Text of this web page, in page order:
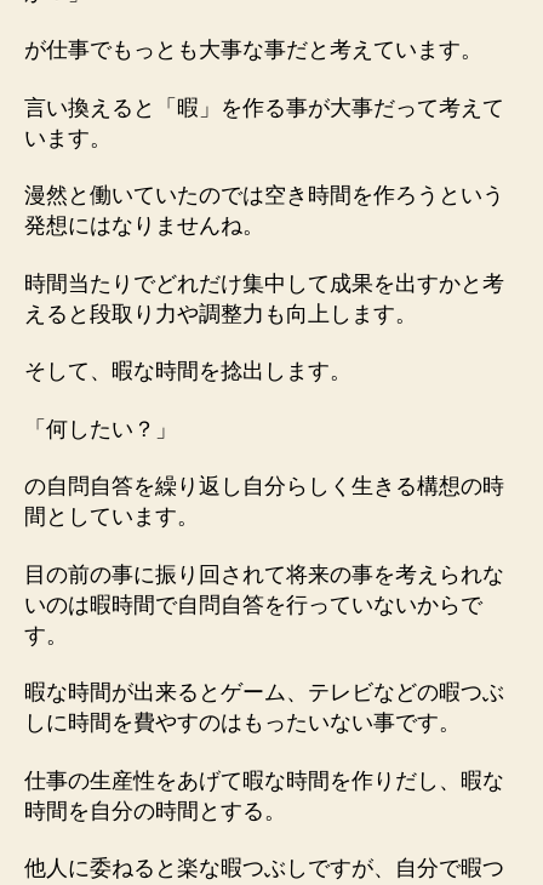
が仕事でもっとも大事な事だと考えています。
言い換えると「暇」を作る事が大事だって考えて
います。
漫然と働いていたのでは空き時間を作ろうという
発想にはなりませんね。
時間当たりでどれだけ集中して成果を出すかと考
えると段取り力や調整力も向上します。
そして、暇な時間を捻出します。
「何したい？」
の自問自答を繰り返し自分らしく生きる構想の時
間としています。
目の前の事に振り回されて将来の事を考えられな
いのは暇時間で自問自答を行っていないからで
す。
暇な時間が出来るとゲーム、テレビなどの暇つぶ
しに時間を費やすのはもったいない事です。
仕事の生産性をあげて暇な時間を作りだし、暇な
時間を自分の時間とする。
他人に委ねると楽な暇つぶしですが、自分で暇つ